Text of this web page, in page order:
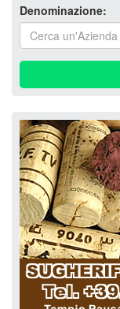
Denominazione: